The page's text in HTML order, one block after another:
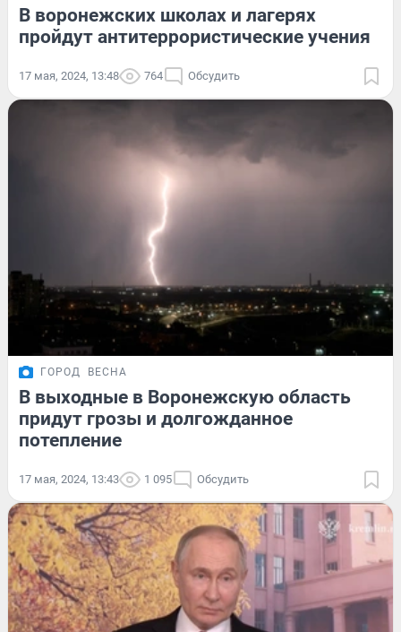
В воронежских школах и лагерях
пройдут антитеррористические учения
17 мая, 2024, 13:48 764 Обсудить
ГОРОД ВЕСНА
В выходные в Воронежскую область
придут грозы и долгожданное
потепление
17 мая, 2024, 13:43 1 095 Обсудить